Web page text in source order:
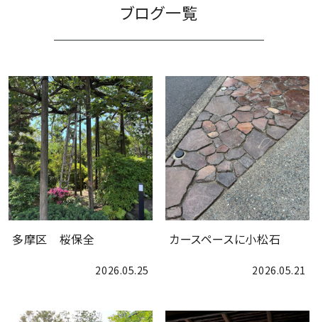
ご依頼の流れ
ブログ一覧
多摩区 桜保全
2026.05.25
カースペースに小松石
2026.05.21